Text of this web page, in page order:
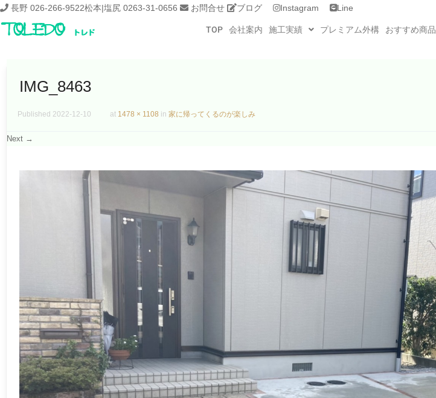
長野 026-266-9522松本|塩尻 0263-31-0656 お問合せ ブログ Instagram Line
TOP
会社案内 施工実績 プレミアム外構 おすすめ商品
IMG_8463
Published 2022-12-10 at 1478 × 1108 in 家に帰ってくるのが楽しみ
Next →